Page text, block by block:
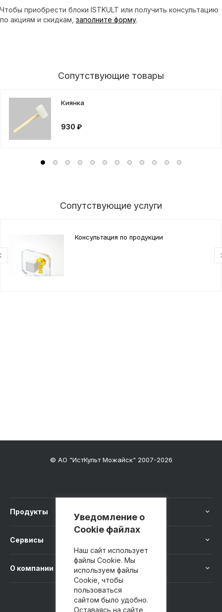
Чтобы приобрести блоки ISTKULT или получить консультацию
по акциям и скидкам, заполните форму.
Сопутствующие товары
Киянка
930 ₽
Сопутствующие услуги
Консультация по продукции
© АО "ИстКульт Можайск" 2007-2026
Продукты
Сервисы
О компании
8 800 100-41-40
Уведомление о
Cookie файлах
Наш сайт использует
файлы Cookie. Мы
используем файлы
Cookie, чтобы
пользоваться
сайтом было удобно.
Оставаясь на сайте,